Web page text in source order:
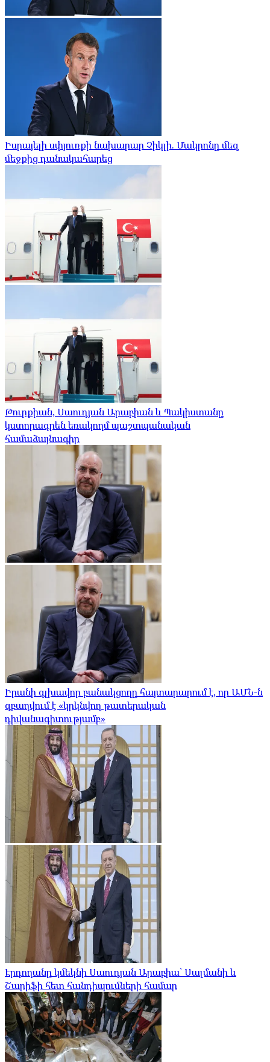
Իսրայելի սփյուռքի նախարար Չիկլի. Մակրոնը մեզ
մեջքից դանակահարեց
Թուրքիան, Սաուդյան Արաբիան և Պակիստանը
կստորագրեն եռակողմ պաշտպանական
համաձայնագիր
Իրանի գլխավոր բանակցողը հայտարարում է, որ ԱՄՆ-ն
զբաղվում է «կրկնվող թատերական
դիվանագիտությամբ»
Էրդողանը կմեկնի Սաուդյան Արաբիա՝ Սալմանի և
Շարիֆի հետ հանդիպումների համար